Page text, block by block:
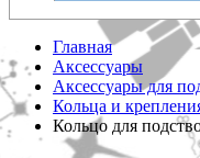
Главная
Аксессуары
Аксессуары для
Кольца и
Кольцо для